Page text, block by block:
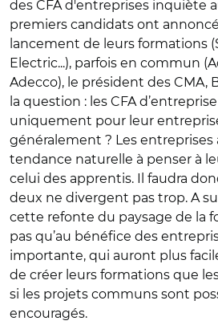
des CFA d'entreprises inquiète
premiers candidats ont
lancement de leurs formations
Electric...), parfois en commun
Adecco), le président des CMA,
la question : les CFA
uniquement pour leur
généralement ? Les
tendance naturelle à penser à
celui des apprentis. Il faudra
deux ne divergent pas trop. A
cette refonte du paysage de la
pas qu’au bénéfice des
importante, qui auront plus
de créer leurs formations que
si les projets communs sont
encouragés.